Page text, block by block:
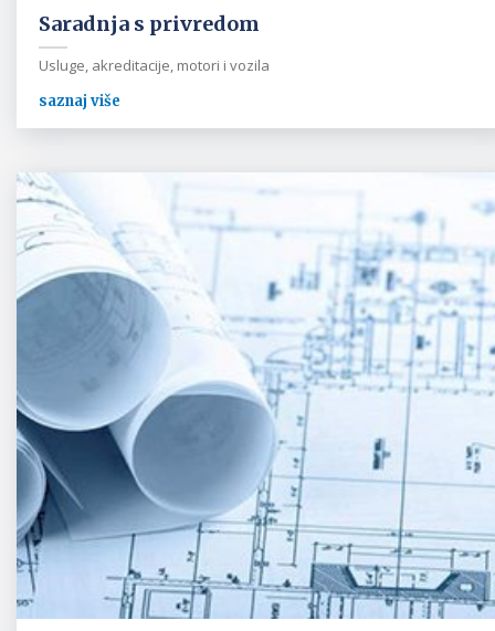
Saradnja s privredom
Usluge, akreditacije, motori i vozila
saznaj više